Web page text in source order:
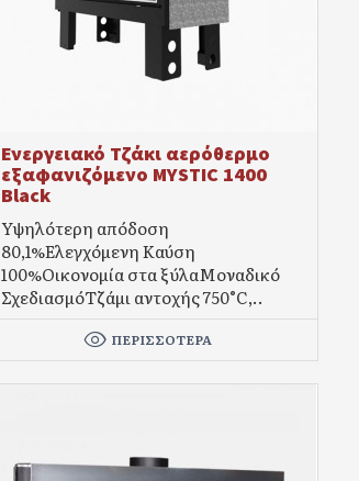
Ενεργειακό Τζάκι αερόθερμο
εξαφανιζόμενο MYSTIC 1400
Black
Υψηλότερη απόδοση
80,1%Eλεγχόμενη Καύση
100%Οικονομία στα ξύλαΜοναδικό
ΣχεδιασμόΤζάμι αντοχής 750°C,..
ΠΕΡΙΣΣΌΤΕΡΑ